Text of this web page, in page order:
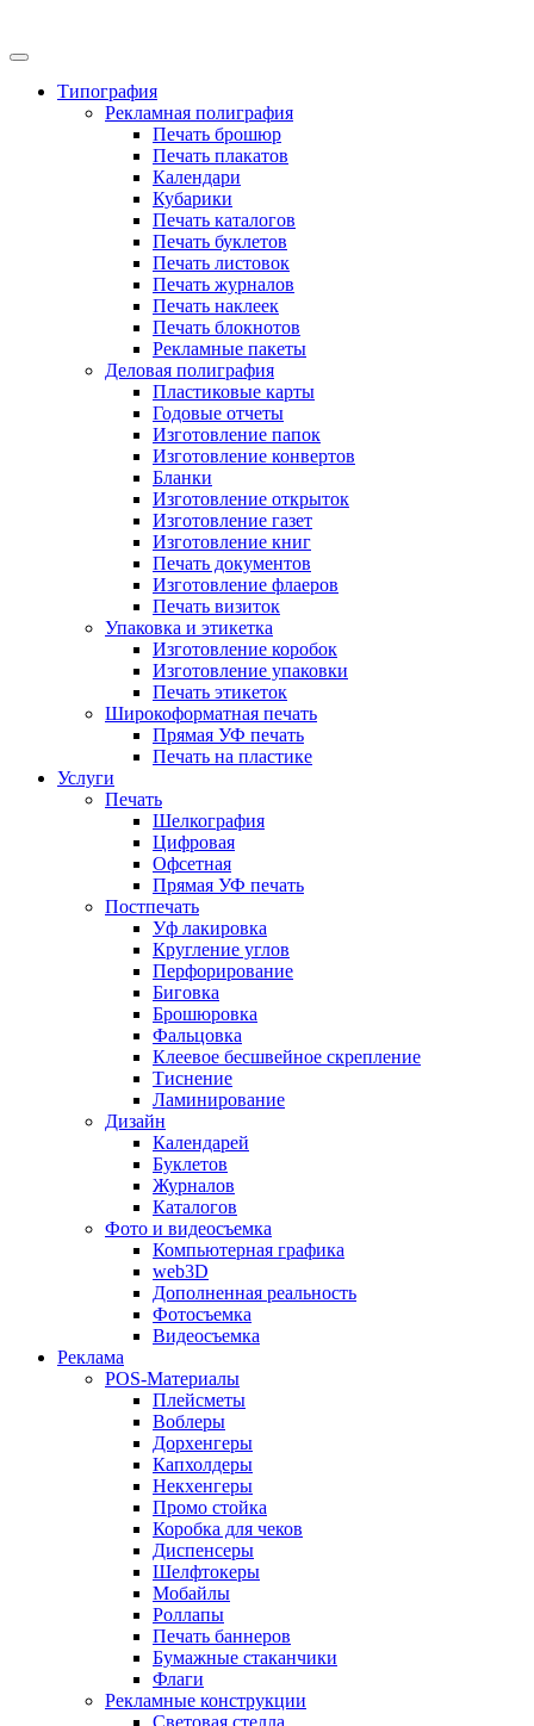
Типография
Рекламная полиграфия
Печать брошюр
Печать плакатов
Календари
Кубарики
Печать каталогов
Печать буклетов
Печать листовок
Печать журналов
Печать наклеек
Печать блокнотов
Рекламные пакеты
Деловая полиграфия
Пластиковые карты
Годовые отчеты
Изготовление папок
Изготовление конвертов
Бланки
Изготовление открыток
Изготовление газет
Изготовление книг
Печать документов
Изготовление флаеров
Печать визиток
Упаковка и этикетка
Изготовление коробок
Изготовление упаковки
Печать этикеток
Широкоформатная печать
Прямая УФ печать
Печать на пластике
Услуги
Печать
Шелкография
Цифровая
Офсетная
Прямая УФ печать
Постпечать
Уф лакировка
Кругление углов
Перфорирование
Биговка
Брошюровка
Фальцовка
Клеевое бесшвейное скрепление
Тиснение
Ламинирование
Дизайн
Календарей
Буклетов
Журналов
Каталогов
Фото и видеосъемка
Компьютерная графика
web3D
Дополненная реальность
Фотосъемка
Видеосъемка
Реклама
POS-Материалы
Плейсметы
Воблеры
Дорхенгеры
Капхолдеры
Некхенгеры
Промо стойка
Коробка для чеков
Диспенсеры
Шелфтокеры
Мобайлы
Роллапы
Печать баннеров
Бумажные стаканчики
Флаги
Рекламные конструкции
Световая стелла